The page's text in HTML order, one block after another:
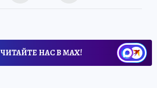
ЧИТАЙТЕ НАС В МАХ!